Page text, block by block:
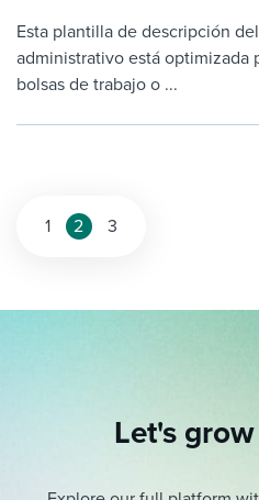
Esta plantilla de descripción
administrativo está optimizada
bolsas de trabajo o ...
Posts
1 2 3
Let's